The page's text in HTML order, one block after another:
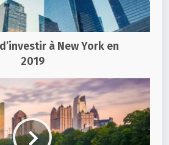
à New York en
2019